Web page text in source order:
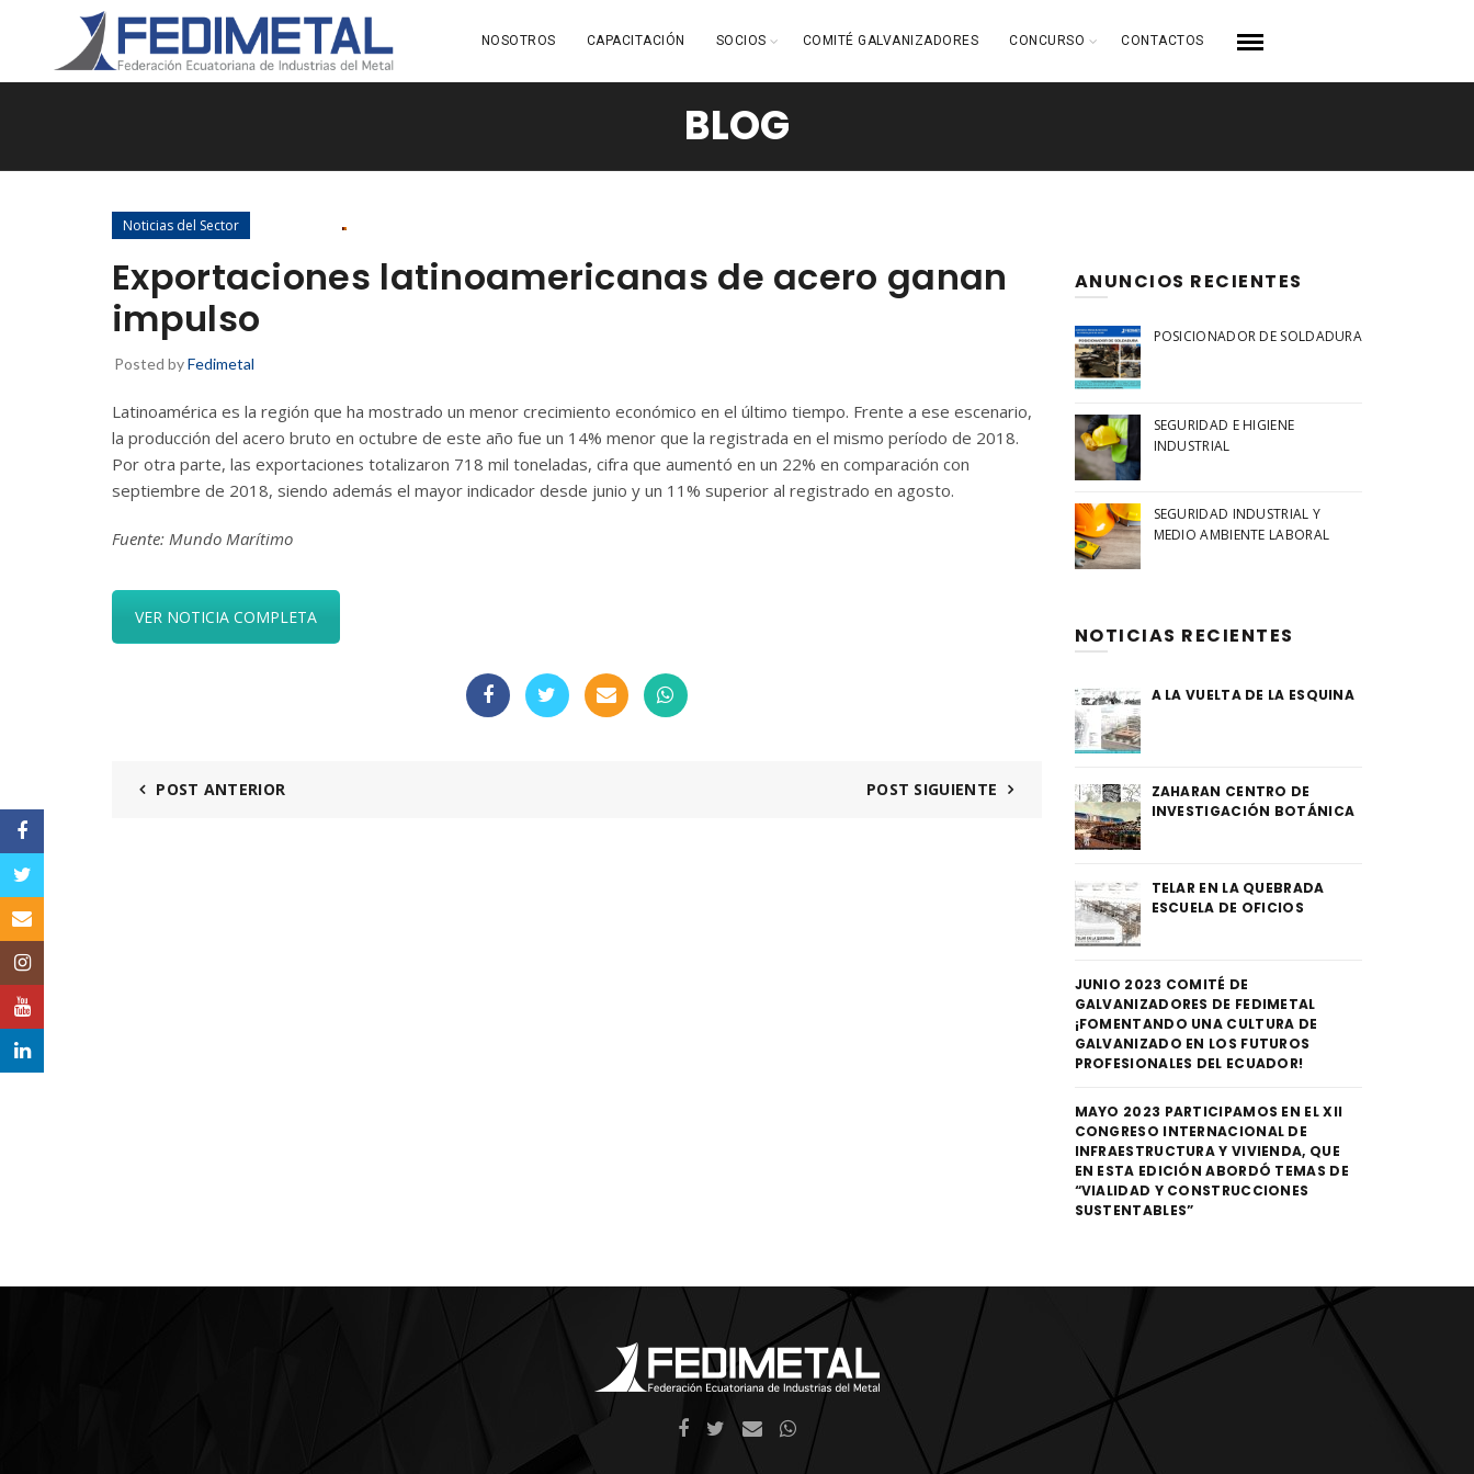
NOSOTROS CAPACITACIÓN SOCIOS COMITÉ GALVANIZADORES CONCURSO CONTACTOS
BLOG
Noticias del Sector
Exportaciones latinoamericanas de acero ganan
impulso
Posted byFedimetal
Latinoamérica es la región que ha mostrado un menor crecimiento económico en el último tiempo. Frente a ese escenario,
la producción del acero bruto en octubre de este año fue un 14% menor que la registrada en el mismo período de 2018.
Por otra parte, las exportaciones totalizaron 718 mil toneladas, cifra que aumentó en un 22% en comparación con
septiembre de 2018, siendo además el mayor indicador desde junio y un 11% superior al registrado en agosto.
Fuente: Mundo Marítimo
VER NOTICIA COMPLETA
POST ANTERIOR POST SIGUIENTE
ANUNCIOS RECIENTES
POSICIONADOR DE SOLDADURA
SEGURIDAD E HIGIENE
INDUSTRIAL
SEGURIDAD INDUSTRIAL Y
MEDIO AMBIENTE LABORAL
NOTICIAS RECIENTES
A LA VUELTA DE LA ESQUINA
ZAHARAN CENTRO DE
INVESTIGACIÓN BOTÁNICA
TELAR EN LA QUEBRADA
ESCUELA DE OFICIOS
JUNIO 2023 COMITÉ DE
GALVANIZADORES DE FEDIMETAL
¡FOMENTANDO UNA CULTURA DE
GALVANIZADO EN LOS FUTUROS
PROFESIONALES DEL ECUADOR!
MAYO 2023 PARTICIPAMOS EN EL XII
CONGRESO INTERNACIONAL DE
INFRAESTRUCTURA Y VIVIENDA, QUE
EN ESTA EDICIÓN ABORDÓ TEMAS DE
“VIALIDAD Y CONSTRUCCIONES
SUSTENTABLES”